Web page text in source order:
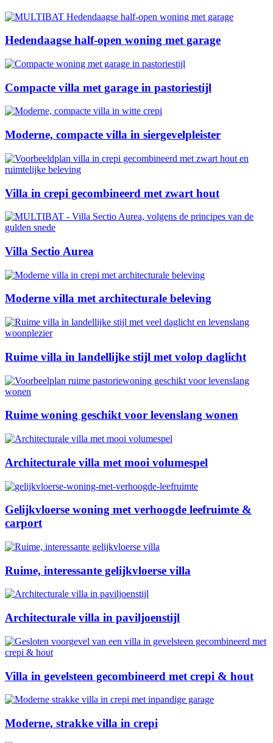
Hedendaagse half-open woning met garage
Compacte villa met garage in pastoriestijl
Moderne, compacte villa in siergevelpleister
Villa in crepi gecombineerd met zwart hout
Villa Sectio Aurea
Moderne villa met architecturale beleving
Ruime villa in landellijke stijl met volop daglicht
Ruime woning geschikt voor levenslang wonen
Architecturale villa met mooi volumespel
Gelijkvloerse woning met verhoogde leefruimte &
carport
Ruime, interessante gelijkvloerse villa
Architecturale villa in paviljoenstijl
Villa in gevelsteen gecombineerd met crepi & hout
Moderne, strakke villa in crepi